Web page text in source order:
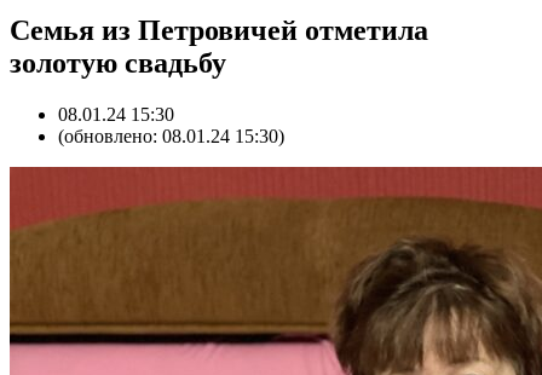
Семья из Петровичей отметила
золотую свадьбу
08.01.24 15:30
(обновлено: 08.01.24 15:30)